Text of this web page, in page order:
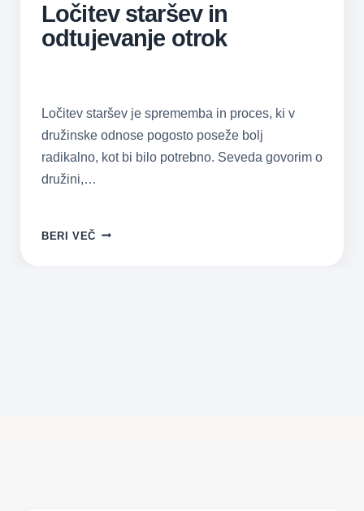
Ločitev staršev in
odtujevanje otrok
Ločitev staršev je sprememba in proces, ki v
družinske odnose pogosto poseže bolj
radikalno, kot bi bilo potrebno. Seveda govorim o
družini,…
BERI VEČ LOČITEV
IN